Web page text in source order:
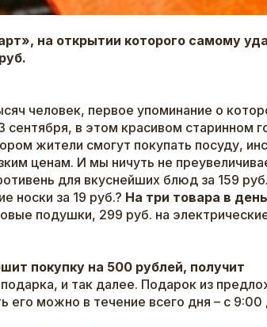
на открытии которого самому
человек, первое упоминание о
сентября, в этом красивом старинном
жители смогут покупать посуду,
ценам. И мы ничуть не
для вкуснейших блюд за 159
носки за 19 руб.? На три товара в
подушки, 299 руб. на
покупку на 500 рублей, получит
и так далее. Подарок из
можно в течение всего дня – с 9:00